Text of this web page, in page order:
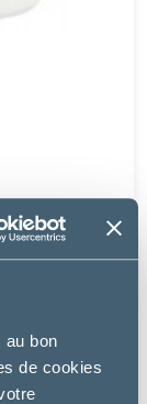
au bon
de cookies